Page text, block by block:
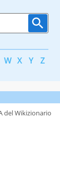
W X Y Z
del Wikizionario